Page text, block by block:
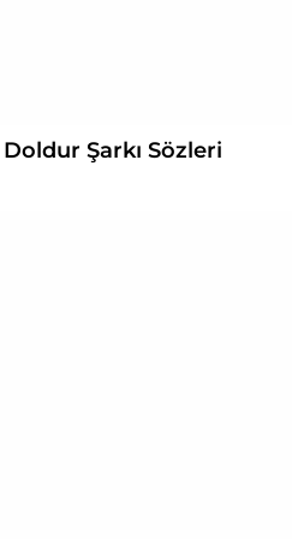
Şarkı Sözleri